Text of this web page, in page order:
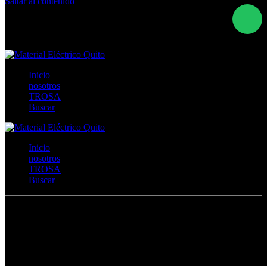
Inicio
nosotros
TROSA
Buscar
Inicio
nosotros
TROSA
Buscar